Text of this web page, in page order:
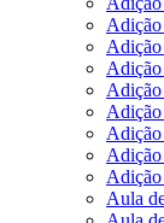
Adição
Adição
Adição
Adição
Adição
Aula